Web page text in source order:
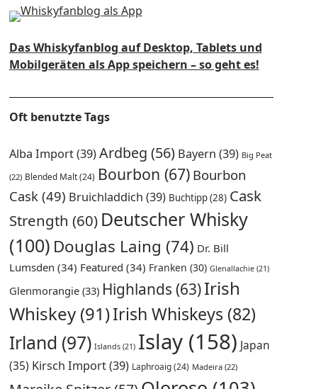
Das Whiskyfanblog auf Desktop, Tablets und
Mobilgeräten als App speichern – so geht es!
Oft benutzte Tags
Alba Import(39)Ardbeg (56) Bayern (39) Big Peat
(22) Blended Malt(24) Bourbon (67) Bourbon
Cask(49) Bruichladdich (39) Buchtipp(28) Cask
Strength (60) Deutscher Whisky
(100) Douglas Laing (74) Dr. Bill
Lumsden (34) Featured (34) Franken (30) Glenallachie(21)
Glenmorangie(33) Highlands (63)Irish
Whiskey(91)Irish Whiskeys (82)
Irland (97) Islands(21) Islay(158) Japan
(35) Kirsch Import(39) Laphroaig(24) Madeira(22)